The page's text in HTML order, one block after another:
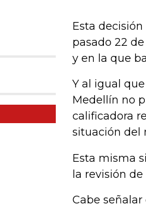
Esta
pasado 22
y en la que
Y al igual
Medellín no
calificadora
situación del
Esta misma
la revisión
Cabe